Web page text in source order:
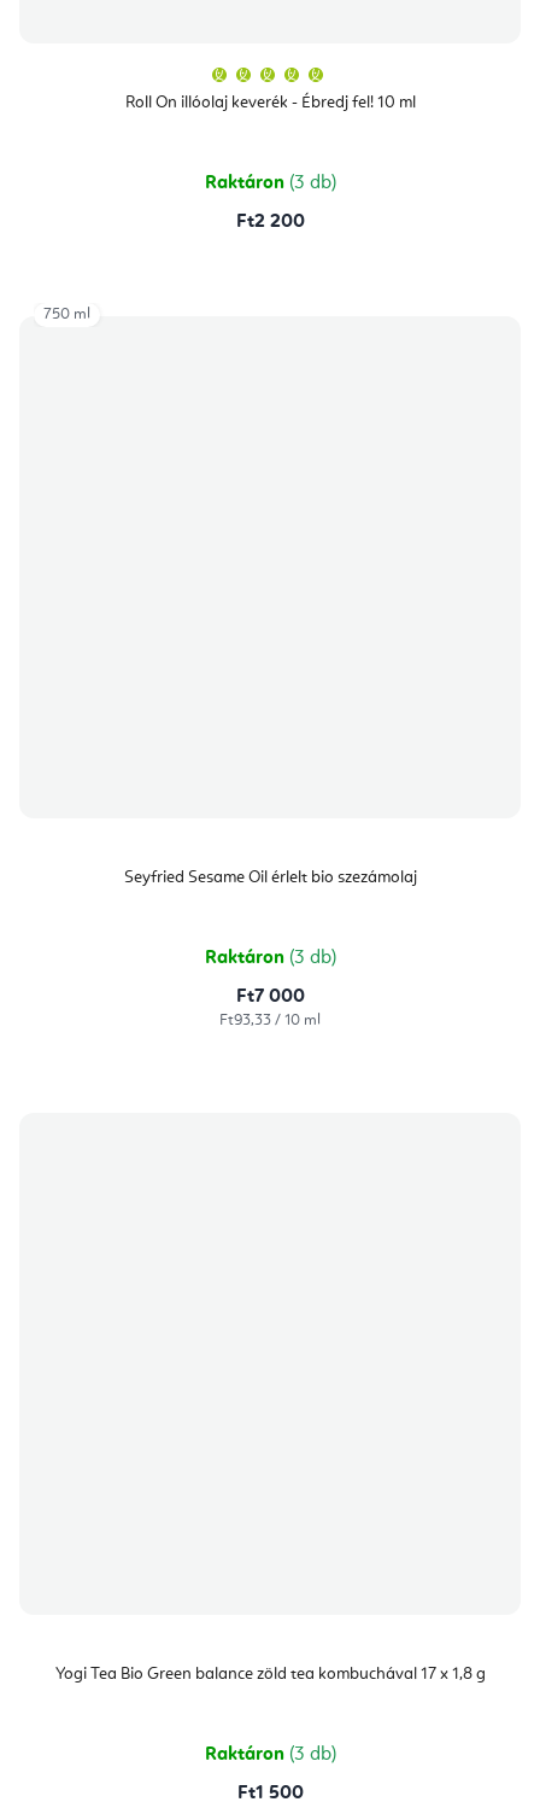
Roll On illóolaj keverék - Ébredj fel! 10 ml
átlagos
értékelése
csillag.
Raktáron (3 db)
Ft2 200
Seyfried Sesame Oil érlelt bio szezámolaj
Raktáron (3 db)
Ft7 000
Egységár:
Ft93,33 / 10 ml
750 ml
Yogi Tea Bio Green balance zöld tea kombuchával 17 x 1,8 g
Raktáron (3 db)
Ft1 500